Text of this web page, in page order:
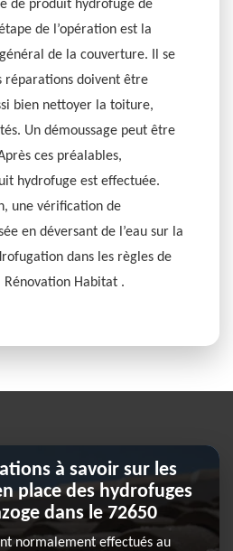
de produit hydrofuge de
de l’opération est la
de la couverture. Il se
réparations doivent être
bien nettoyer la toiture,
Un démoussage peut être
ces préalables,
hydrofuge est effectuée.
une vérification de
en déversant de l’eau sur la
dans les règles de
Rénovation Habitat .
à savoir sur les
place des hydrofuges
dans le 72650
normalement effectués au